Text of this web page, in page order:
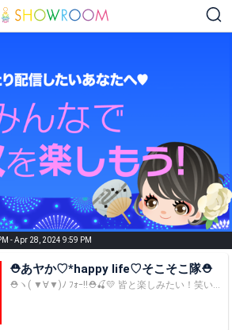
- Apr 28, 2024 9:59 PM
⛑️あヤか♡*happy life♡そこそこ隊⛑️
⛑ヽ( ▼∀▼)ﾉ ﾌｫｰ!!⛑🍒💛 皆と楽しみたい！笑いの神降りろ！と思って毎日配信中\(*ˊᗜˋ*)/ あヤか♡ with 金太(芸名) 7歳 ( ◜ᴗ◝)🌈 気になった方は是非、お立ち寄り下さいませ(*･ω･)*_ _)ﾍﾟｺﾘ♡ 初見様♡常連様♡ コメントたーーーーっくさん、お待ちしております((ヾ(･д･｡)ﾌﾘﾌﾘ いつも応援頂いてる皆様。 本当にいつも感謝の気持ちでいっぱいです！！ いつもありがとうございます。 これからもどうぞ、あヤか♡happy lifeをよろしくお願いします((ヾ(･д･｡)ﾌﾘﾌﾘ♡ 【そこそこ隊について】 そこそこ隊の由来。各ルームのトップリスナーの皆様に応援して頂いてるのにも関わらず、配信者は『そこそこすごい人達に来てもらって嬉しい』と失言した事により名付けられました。ごめんなさい(๑>؂•̀๑)ﾃﾍﾍﾟﾛ このルームでは『そこそこ応援＝ガチ応援』ですので、そこそこ応援して下さる皆様、お待ちしております♡♡ 奴隷募集中\( ˙▿˙ )/♡♡ まにあ募集\( ˙▿˙ )/♡♡ 【イベント歴】 2017.06.09 配信START♡ 2017年 6月24日 女子力UPイベ5位♡ 7月16日 きのこ.たけのこ戦争予選１位♡ 7月31日 きのこ.たけのこ戦争決勝１位♡ 8月17日 女子力UPイベ２位♡ 9月10日 音祭りイベ１位♡ 9月30日 拝啓リスナー様イベ2位♡ 10月27日 女子力UPイベるP&J編１位♡ 11月15日 似顔絵アバター獲得バトル2位♡ 12月10日 Xmasケーキイベ1位♡ 12月17日 Xmasまであと少し～イベ１位♡ 2018年 1月7日 鼠祭イベ1位♡ 1月23日 女子力UPイベdior編1位♡ 2月10日 キョロちゃんイベ2位♡ 3月3日 Whiteday マカロンイベ1位♡ 3月25日 似顔絵アバターイベ1位♡ 4月23日 キューピー背景イベ1位♡ 5月13日 肉祭イベ1位♡ 5月27日 マンゴーイベ1位♡ 6月02日 苺イベ1位♡ 6月16日 カフェ好き女子イベ1位♡ 7月18日 アバターぬいぐるみイベ1位♡ 7月29日 カフェオレイベ1位♡ 8月19日 NEXT STEPイベ1位♡ 9月9日 トレンドアイテムイベ1位♡ 9月18日 充電器イベ1位♡ 9月30日 旅行に行こうイベ1位♡ 10月31日 いきなり肉イベ1位♡ 11月11日 女子力UPイベ美容家電編1位♡ 11月28日 ペンライト争奪戦1位♡ 12月25日 クリスマスイベ1位♡ 2019年 1月27日 お風呂ジョイ1位♡ 2月17日 ゲーム機イベ1位♡ 2月28日 犬好きイベ1位♡ 3月9日 カラオケイベ4位♡ 3月22日 時祭りイベ1位♡ 4月7日 ティッシュイベ1位♡ 4月19日 肉祭りイベ1位♡ 4月30日 地球祭イベ1位♡ 5月11日 フォロワー倍増大作戦Sイベ1位♡ 6月02日 美髪weekイベ1位♡ 6月12日 テーマパークイベ1位♡ 6月24日 ハンバーガーイベ1位♡ 7月31日 オリジナルグッズイベ1位♡ 8月11日 女子のためのゆるイベ1位♡ 8月25日 夏のカラオケ大会イベ6位♡ 9月01日 アイスたべたい！イベ1位♡ 9月16日 駄菓子160点争奪戦イベ1位♡ 9月27日 ぼくらの7日間戦争イベ1位♡ 10月14日 特大くまのぬいぐるみイベ2位♡ 11月04日 特大くまのぬいぐるみイベ1位♡ 11月25日 クリスマスプレゼントイベ1位♡ 12月15日 お誕生日イベ1位♡ 2020 イベント歴記入サボり中♡ いつも沢山の愛をありがとうございます(*´³`*) ♡ ↓↓Twitterアカウント↓↓ あヤか♡そこそこ隊長@ayakamiliyah フォロー申請の際は一言頂けると嬉しいです♡ 誰か分からない場合は申請拒否してます。 🎁💖 https://www.amazon.jp/hz/wishlist/ls/7Y5KU1NEWZNS?ref_=wl_share